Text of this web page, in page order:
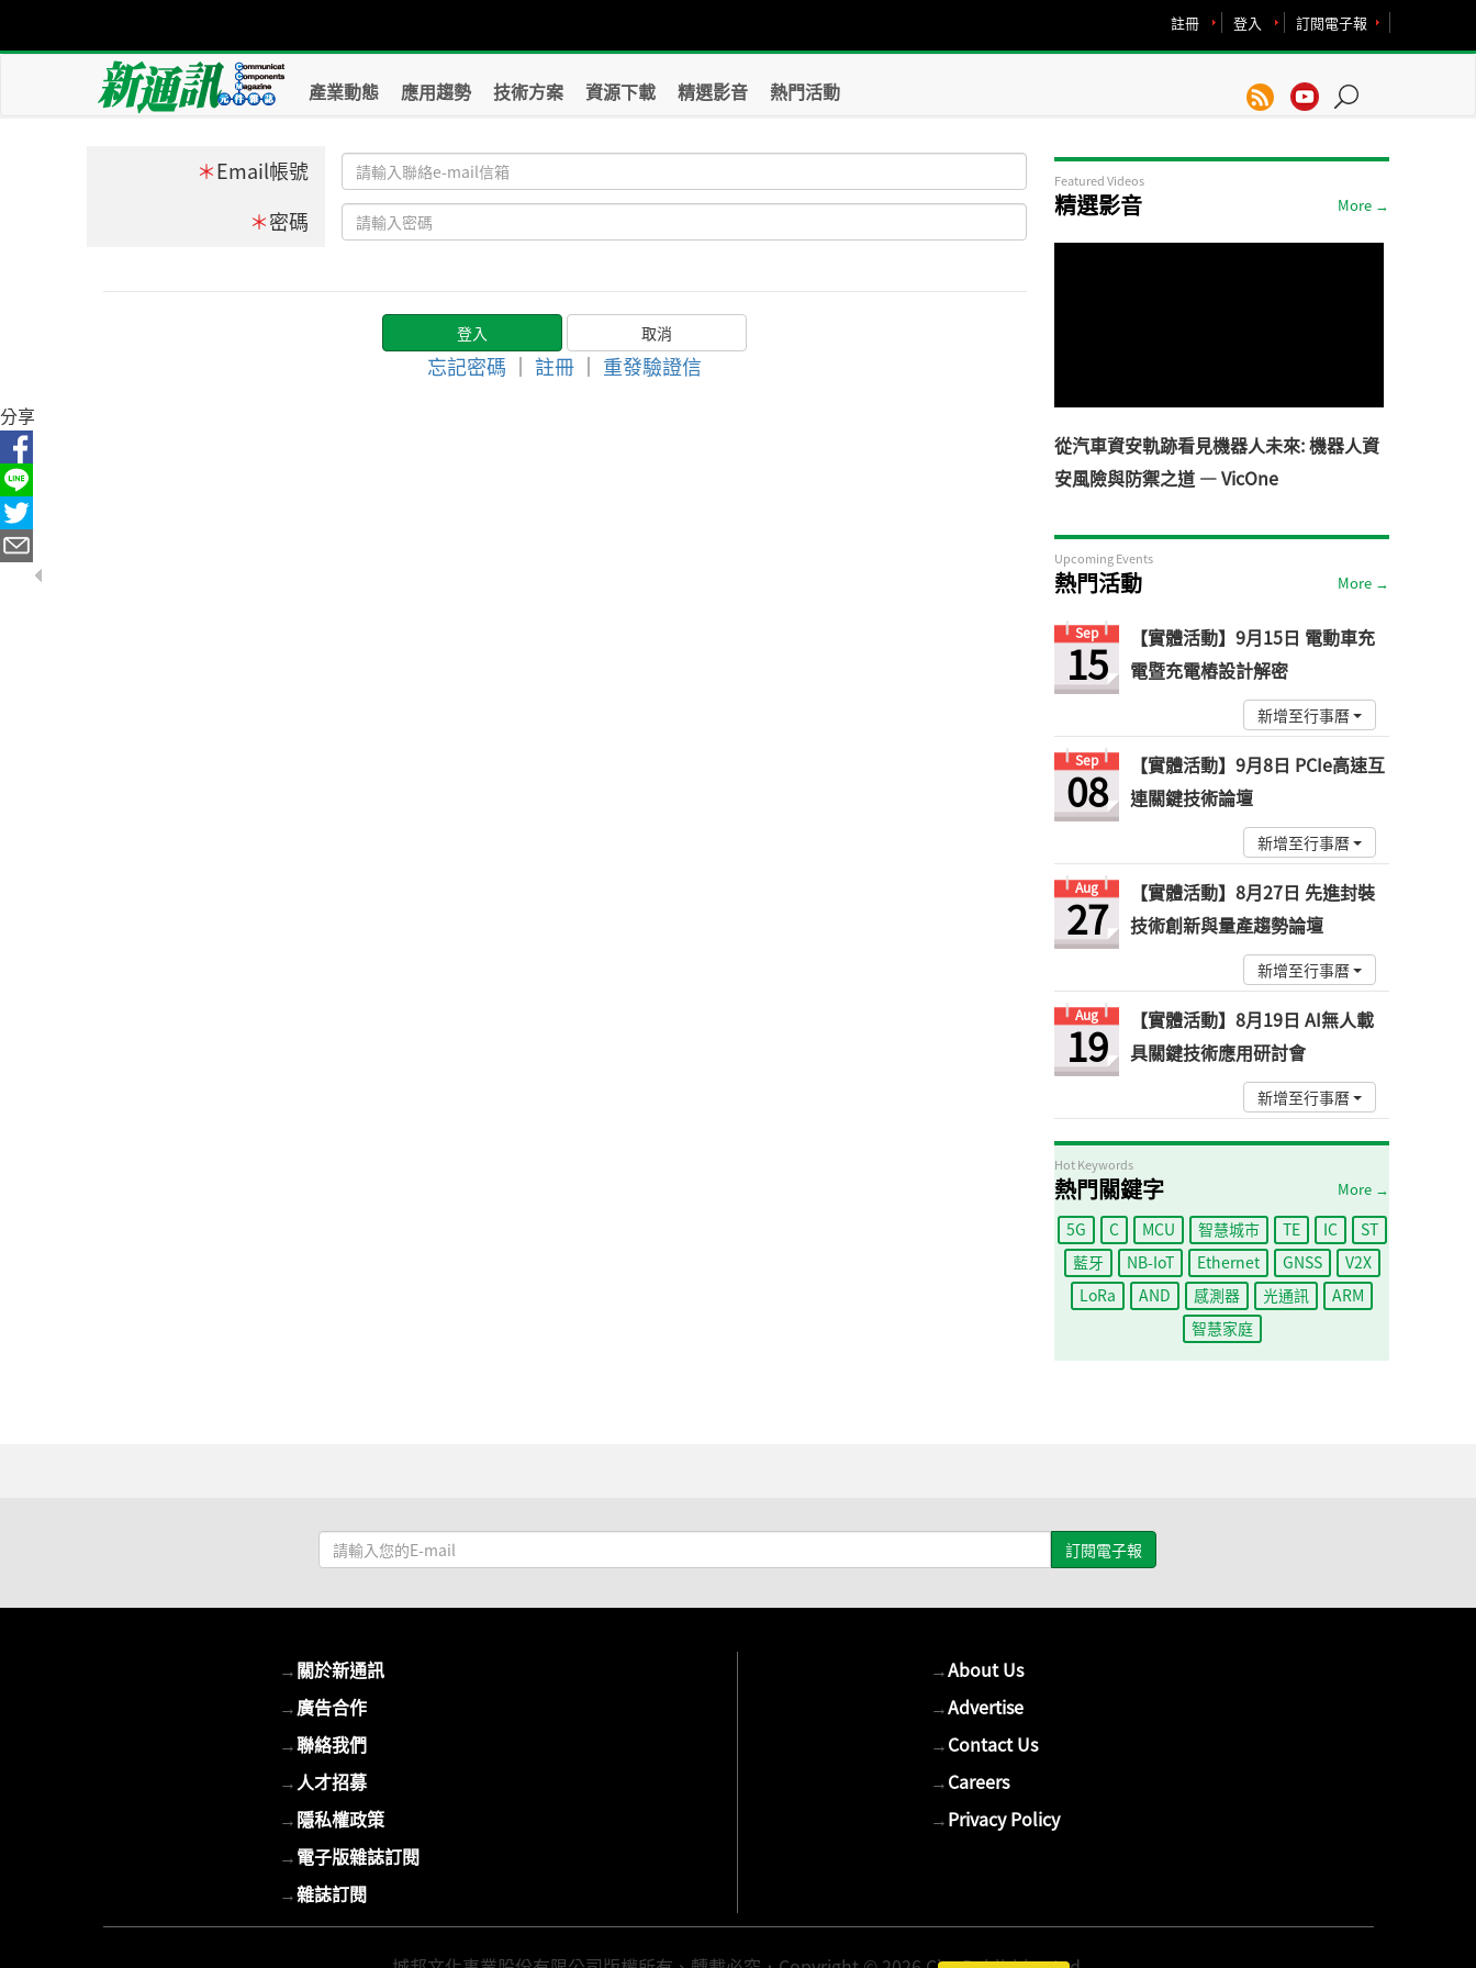
訂閱電子報
登入
註冊
產業動態 應用趨勢 技術方案 資源下載 精選影音 熱門活動
＊Email帳號
＊密碼
忘記密碼 ｜ 註冊 ｜ 重發驗證信
Featured Videos
精選影音 More →
從汽車資安軌跡看見機器人未來: 機器人資
安風險與防禦之道 — VicOne
Upcoming Events
熱門活動 More →
Sep
15
【實體活動】9月15日 電動車充
電暨充電樁設計解密
新增至行事曆
Sep
08
【實體活動】9月8日 PCIe高速互
連關鍵技術論壇
新增至行事曆
Aug
27
【實體活動】8月27日 先進封裝
技術創新與量產趨勢論壇
新增至行事曆
Aug
19
【實體活動】8月19日 AI無人載
具關鍵技術應用研討會
新增至行事曆
Hot Keywords
熱門關鍵字 More →
5G C MCU 智慧城市 TE IC
ST
藍牙
NB-IoT Ethernet GNSS
V2X
LoRa
AND 感測器 光通訊
ARM
智慧家庭
請
輸
E-
mail
分享
→關於新通訊
→廣告合作
→聯絡我們
→人才招募
→隱私權政策
→電子版雜誌訂閱
→雜誌訂閱
→About Us
→Advertise
→Contact Us
→Careers
→Privacy Policy